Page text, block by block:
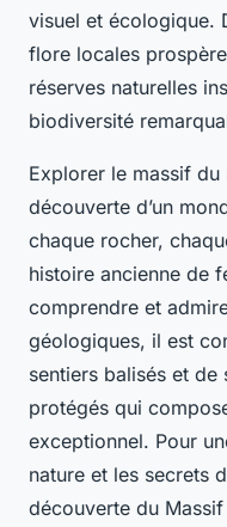
visuel et écologique.
flore locales
réserves naturelles
biodiversité
Explorer le massif du
découverte d’un
chaque rocher,
histoire ancienne de
comprendre et
géologiques, il est
sentiers balisés et de
protégés qui
exceptionnel. Pour
nature et les secrets
découverte du Massif